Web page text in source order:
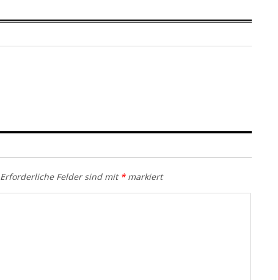
Erforderliche Felder sind mit *markiert